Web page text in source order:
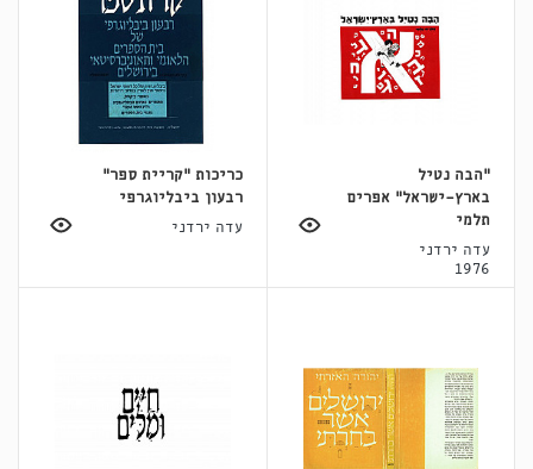
״הבה נטיל
בארץ־ישראל״ אפרים
תלמי
עדה ירדני
1976
כריכות ״קריית ספר״
רבעון ביבליוגרפי
עדה ירדני